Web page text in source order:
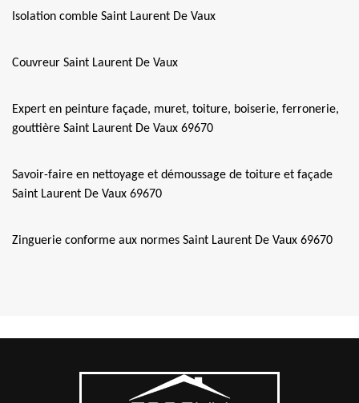
Isolation comble Saint Laurent De Vaux
Couvreur Saint Laurent De Vaux
Expert en peinture façade, muret, toiture, boiserie, ferronerie,
gouttière Saint Laurent De Vaux 69670
Savoir-faire en nettoyage et démoussage de toiture et façade
Saint Laurent De Vaux 69670
Zinguerie conforme aux normes Saint Laurent De Vaux 69670